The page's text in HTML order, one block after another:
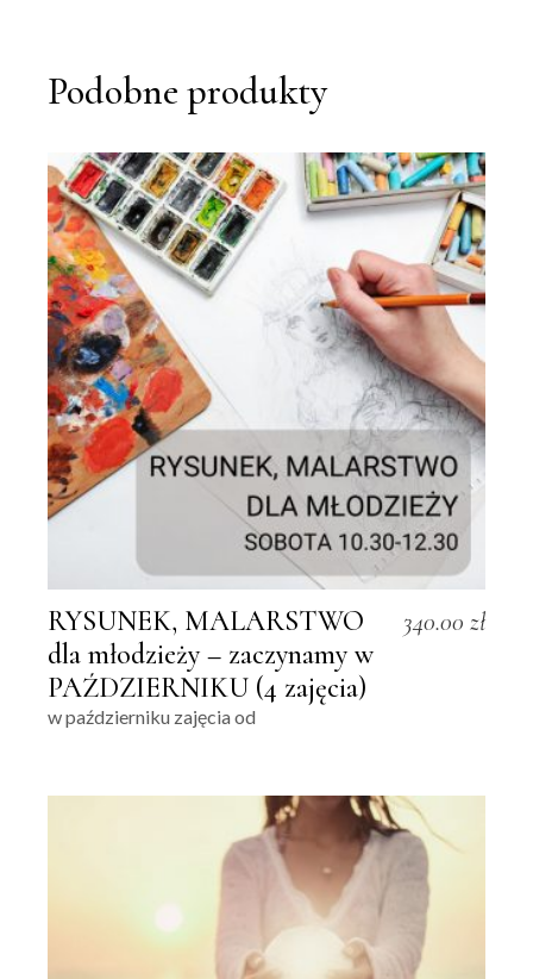
Podobne produkty
RYSUNEK, MALARSTWO
dla młodzieży – zaczynamy w
PAŹDZIERNIKU (4 zajęcia)
340.00 zł
w październiku zajęcia od